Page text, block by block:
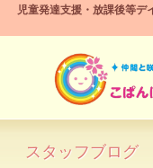
児童発達支援・放課後等デ
スタッフブログ